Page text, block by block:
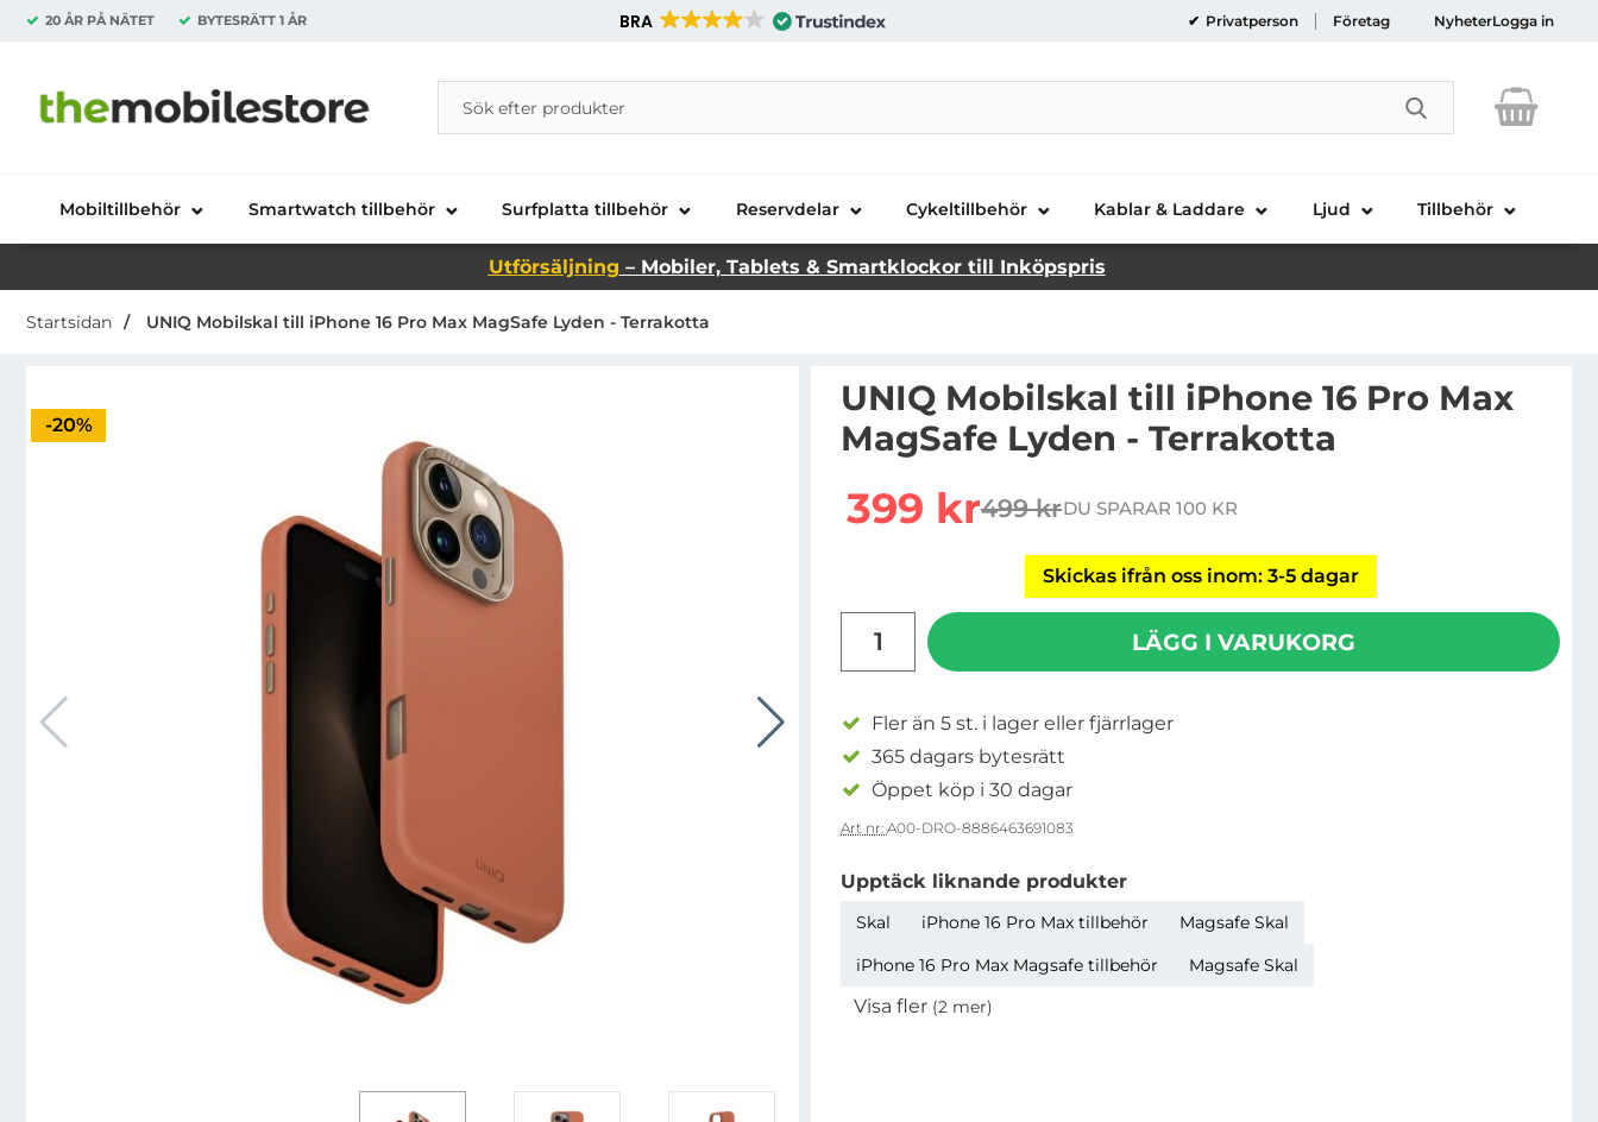
20 ÅR PÅ NÄTET BYTESRÄTT 1 ÅR BRA Privatperson Företag NyheterLogga in
Startsidan för Danira Telecom AB
Sök
Sök på Danira Telecom AB
Genomför
Mobiltillbehör Smartwatch tillbehör Surfplatta tillbehör Reservdelar Cykeltillbehör Kablar & Laddare Ljud Tillbehör
Utförsäljning – Mobiler, Tablets & Smartklockor till Inköpspris
Startsidan UNIQ Mobilskal till iPhone 16 Pro Max MagSafe Lyden - Terrakotta
Priset är nedsatt med
-20%
UNIQ Mobilskal till iPhone 16 Pro Max
MagSafe Lyden - Terrakotta
rea pris
399 krtidigare pris
499 krDU SPARAR 100 KR
Skickas ifrån oss inom: 3-5 dagar
LÄGG I VARUKORG
Fler än 5 st. i lager eller fjärrlager
365 dagars bytesrätt
Öppet köp i 30 dagar
Art nr: A00-DRO-8886463691083
Upptäck liknande produkter
Skal iPhone 16 Pro Max tillbehör
Magsafe Skal
iPhone 16 Pro Max Magsafe tillbehör
Magsafe Skal
Visa fler (2 mer)